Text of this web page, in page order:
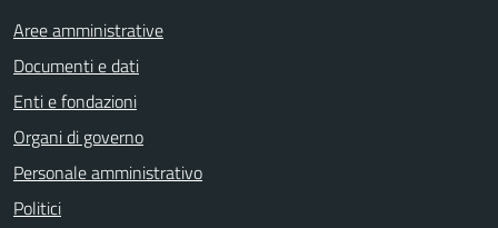
Aree amministrative
Documenti e dati
Enti e fondazioni
Organi di governo
Personale amministrativo
Politici